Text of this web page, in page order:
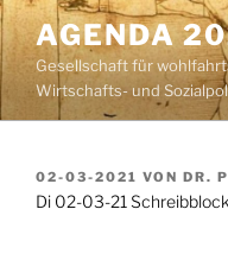
Zum
Inhalt
springen
AGENDA
Gesellschaft für
Wirtschafts- und
VERÖFFENTLICHT
AM
02-03-2021 VON DR.
Di 02-03-21